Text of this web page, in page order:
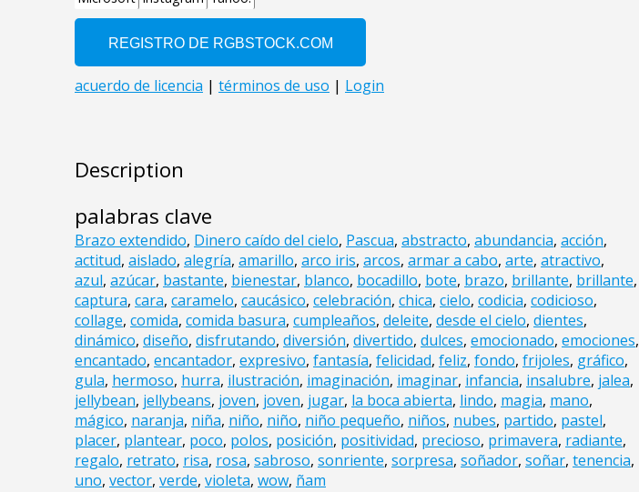
Description
palabras clave
Brazo extendido, Dinero caído del cielo, Pascua, abstracto, abundancia, acción,
actitud, aislado, alegría, amarillo, arco iris, arcos, armar a cabo, arte, atractivo,
azul, azúcar, bastante, bienestar, blanco, bocadillo, bote, brazo, brillante, brillante,
captura, cara, caramelo, caucásico, celebración, chica, cielo, codicia, codicioso,
collage, comida, comida basura, cumpleaños, deleite, desde el cielo, dientes,
dinámico, diseño, disfrutando, diversión, divertido, dulces, emocionado, emociones,
encantado, encantador, expresivo, fantasía, felicidad, feliz, fondo, frijoles, gráfico,
gula, hermoso, hurra, ilustración, imaginación, imaginar, infancia, insalubre, jalea,
jellybean, jellybeans, joven, joven, jugar, la boca abierta, lindo, magia, mano,
mágico, naranja, niña, niño, niño, niño pequeño, niños, nubes, partido, pastel,
placer, plantear, poco, polos, posición, positividad, precioso, primavera, radiante,
regalo, retrato, risa, rosa, sabroso, sonriente, sorpresa, soñador, soñar, tenencia,
uno, vector, verde, violeta, wow, ñam